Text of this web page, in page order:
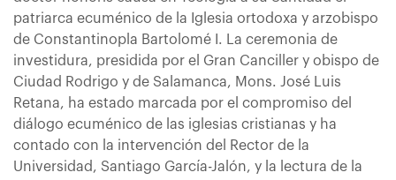
patriarca ecuménico de la Iglesia ortodoxa y arzobispo
de Constantinopla Bartolomé I. La ceremonia de
investidura, presidida por el Gran Canciller y obispo de
Ciudad Rodrigo y de Salamanca, Mons. José Luis
Retana, ha estado marcada por el compromiso del
diálogo ecuménico de las iglesias cristianas y ha
contado con la intervención del Rector de la
Universidad, Santiago García-Jalón, y la lectura de la